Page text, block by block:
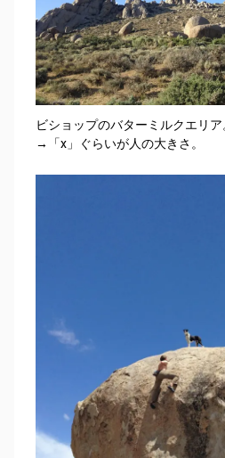
ビショップのバターミルクエリ
→「x」ぐらいが人の大きさ。